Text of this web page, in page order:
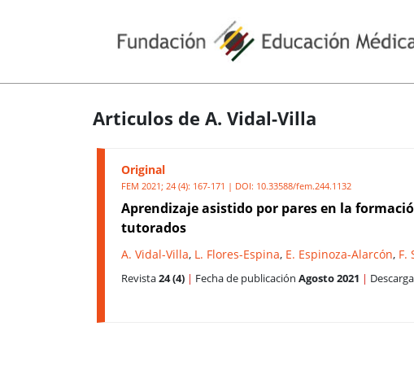
Articulos de A. Vidal-Villa
Original
FEM 2021; 24 (4): 167-171 | DOI: 10.33588/fem.244.1132
Aprendizaje asistido por pares en la
tutorados
A. Vidal-Villa, L. Flores-Espina, E. Espinoza-Alarcón, F.
Revista24 (4) | Fecha de publicación Agosto 2021 |